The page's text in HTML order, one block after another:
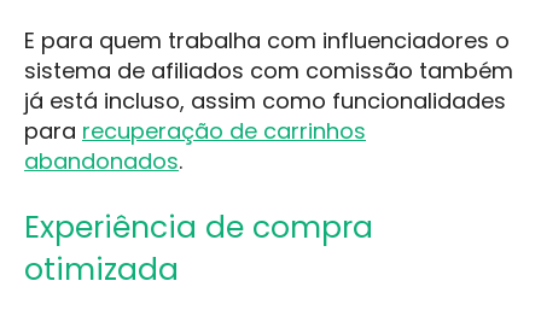
E para quem trabalha com influenciadores o
sistema de afiliados com comissão também
já está incluso, assim como funcionalidades
para recuperação de carrinhos
abandonados.
Experiência de compra
otimizada